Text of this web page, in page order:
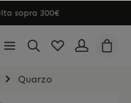
sopra 300€
Quarzo